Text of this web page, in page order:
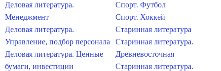
Деловая литература.
Менеджмент
Деловая литература.
Управление, подбор персонала
Деловая литература. Ценные
бумаги, инвестиции
Спорт. Футбол
Спорт. Хоккей
Старинная литература
Старинная литература.
Древневосточная
Старинная литература.